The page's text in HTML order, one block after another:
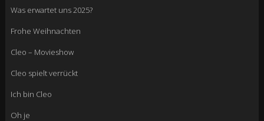
Was erwartet uns 2025?
Frohe Weihnachten
Cleo – Movieshow
Cleo spielt verrückt
Ich bin Cleo
Oh je